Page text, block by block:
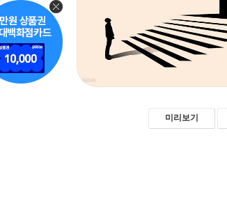
미리보기